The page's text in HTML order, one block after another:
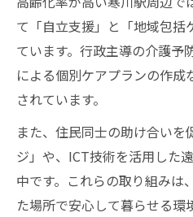
て「自立支援」と「地域包
ています。行政主導の介護予
による個別ケアプランの作成
されています。
また、住民同士の助け合いを
ジ」や、ICT技術を活用した
中です。これらの取り組みは
た場所で安心して暮らせる環